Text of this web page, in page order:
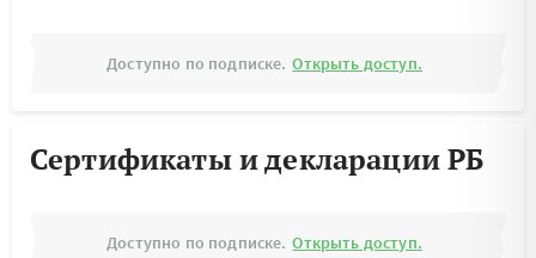
Доступно по подписке. Открыть доступ.
Сертификаты и декларации РБ
Доступно по подписке. Открыть доступ.